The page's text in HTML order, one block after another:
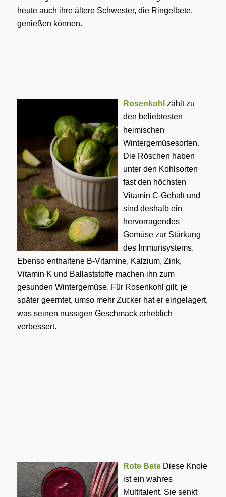
heute auch ihre ältere Schwester, die Ringelbete,
genießen können.
Rosenkohl zählt zu
den beliebtesten
heimischen
Wintergemüsesorten.
Die Röschen haben
unter den Kohlsorten
fast den höchsten
Vitamin C-Gehalt und
sind deshalb ein
hervorragendes
Gemüse zur Stärkung
des Immunsystems.
Ebenso enthaltene B-Vitamine, Kalzium, Zink,
Vitamin K und Ballaststoffe machen ihn zum
gesunden Wintergemüse. Für Rosenkohl gilt, je
später geerntet, umso mehr Zucker hat er eingelagert,
was seinen nussigen Geschmack erheblich
verbessert.
Rote BeteDiese Knole
ist ein wahres
Multitalent. Sie senkt